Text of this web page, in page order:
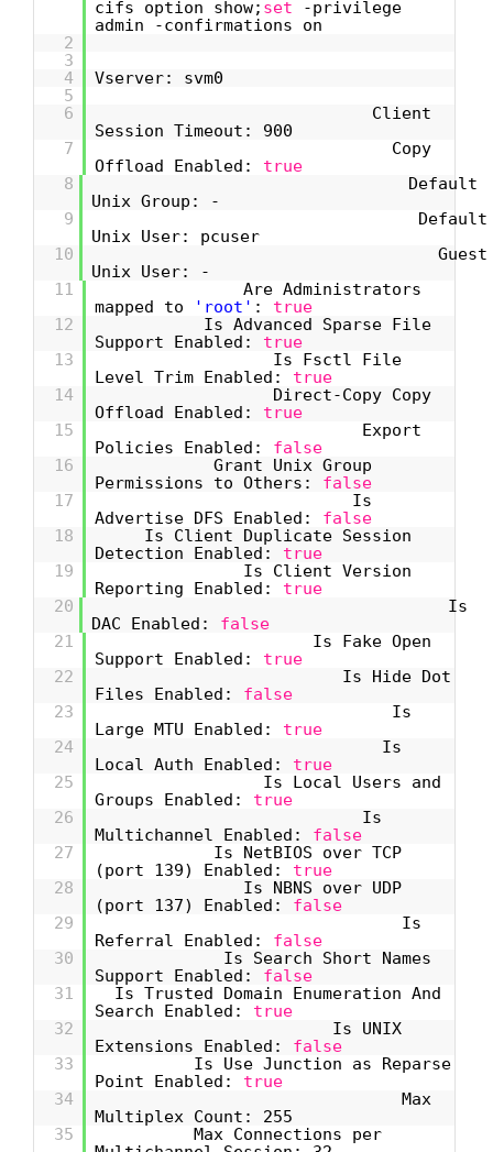
cifs option show; set
-privilege
admin -confirmations on
2
3
4
Vserver: svm0
5
6
Client
Session Timeout: 900
7
Copy
Offload Enabled: true
8
Default
Unix Group: -
9
Default
Unix User: pcuser
10
Guest
Unix User: -
11
Are Administrators
mapped to
'root' : true
12
Is Advanced Sparse File
Support Enabled: true
13
Is Fsctl File
Level Trim Enabled: true
14
Direct-Copy Copy
Offload Enabled: true
15
Export
Policies Enabled: false
16
Grant Unix Group
Permissions to Others: false
17
Is
Advertise DFS Enabled: false
18
Is Client Duplicate Session
Detection Enabled: true
19
Is Client Version
Reporting Enabled: true
20
Is
DAC Enabled: false
21
Is Fake Open
Support Enabled: true
22
Is Hide Dot
Files Enabled: false
23
Is
Large MTU Enabled: true
24
Is
Local Auth Enabled: true
25
Is Local Users and
Groups Enabled: true
26
Is
Multichannel Enabled: false
27
Is NetBIOS over TCP
(port 139) Enabled: true
28
Is NBNS over UDP
(port 137) Enabled: false
29
Is
Referral Enabled: false
30
Is Search Short Names
Support Enabled: false
31
Is Trusted Domain Enumeration And
Search Enabled: true
32
Is UNIX
Extensions Enabled: false
33
Is Use Junction as Reparse
Point Enabled: true
34
Max
Multiplex Count: 255
35
Max Connections per